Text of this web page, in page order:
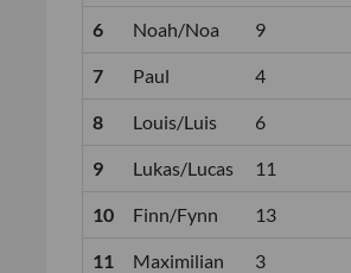
6 Noah/Noa 9
7 Paul 4
8 Louis/Luis 6
9 Lukas/Lucas 11
10 Finn/Fynn 13
11 Maximilian 3